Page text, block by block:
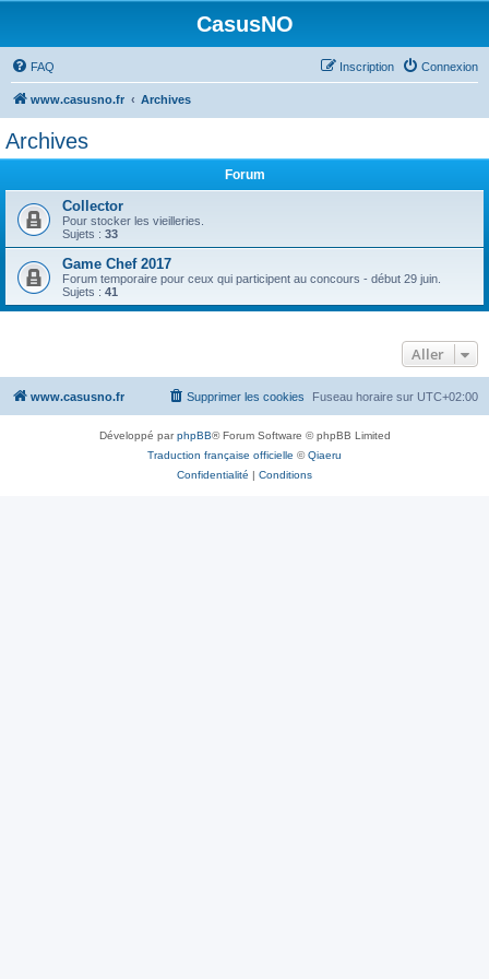
CasusNO
FAQ Connexion
Inscription
www.casusno.fr Archives
Archives
Forum
Collector
Pour stocker les vieilleries.
Sujets : 33
Game Chef 2017
Forum temporaire pour ceux qui participent au concours - début 29 juin.
Sujets : 41
Aller
www.casusno.fr Fuseau horaire sur UTC+02:00
Supprimer les cookies
Développé parphpBB® Forum Software © phpBB Limited
Traduction française officielle ©Qiaeru
Confidentialité | Conditions